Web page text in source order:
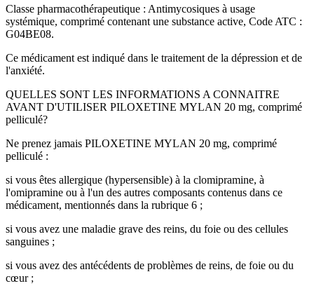
Classe pharmacothérapeutique : Antimycosiques à usage
systémique, comprimé contenant une substance active, Code ATC :
G04BE08.
Ce médicament est indiqué dans le traitement de la dépression et de
l'anxiété.
QUELLES SONT LES INFORMATIONS A CONNAITRE
AVANT D'UTILISER PILOXETINE MYLAN 20 mg, comprimé
pelliculé?
Ne prenez jamais PILOXETINE MYLAN 20 mg, comprimé
pelliculé :
si vous êtes allergique (hypersensible) à la clomipramine, à
l'omipramine ou à l'un des autres composants contenus dans ce
médicament, mentionnés dans la rubrique 6 ;
si vous avez une maladie grave des reins, du foie ou des cellules
sanguines ;
si vous avez des antécédents de problèmes de reins, de foie ou du
cœur ;